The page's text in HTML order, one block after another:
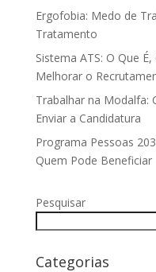
Ergofobia: Medo de
Tratamento
Sistema ATS: O Que
Melhorar o
Trabalhar na Modalfa:
Enviar a Candidatura
Programa Pessoas
Quem Pode Beneficiar
Pesquisar
Categorias